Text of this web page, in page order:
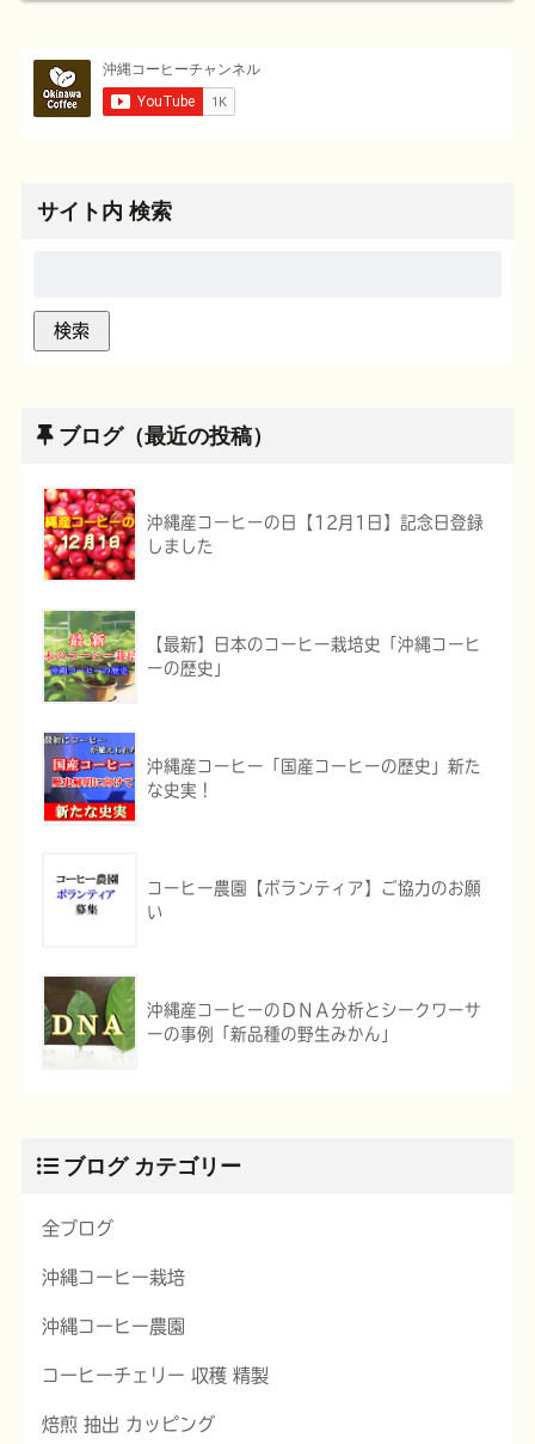
サイト内 検索
ブログ（最近の投稿）
沖縄産コーヒーの日【12月1日】記念日登録
しました
【最新】日本のコーヒー栽培史「沖縄コーヒ
ーの歴史」
沖縄産コーヒー「国産コーヒーの歴史」新た
な史実！
コーヒー農園【ボランティア】ご協力のお願
い
沖縄産コーヒーのＤＮＡ分析とシークワーサ
ーの事例「新品種の野生みかん」
ブログ カテゴリー
全ブログ
沖縄コーヒー栽培
沖縄コーヒー農園
コーヒーチェリー 収穫 精製
焙煎 抽出 カッピング